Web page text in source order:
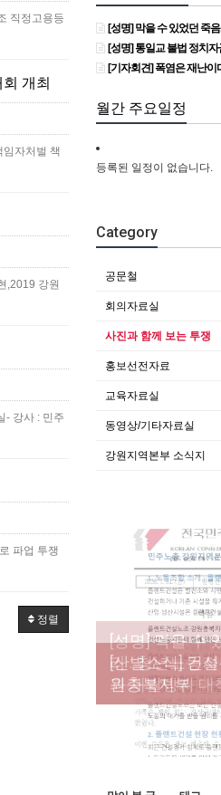
직정고용등
개최
자처벌 책
,2019 강원
- 강사 : 민주
파업 투쟁
정렬
[성명] 막을 수 있었던 죽음, HL만도가 책임
[성명] 통일교 불법 정치
[기자회견] 폭염은 재난이다! 폭염으로부
월간 주요일정
등록된 일정이 없습니다.
Category
공문철
회의자료실
사진과 함께 보는 투쟁
홍보선전자료
교육자료실
동영상/기타자료실
강원지역본부 소식지
[성명] 막을 수
라 : 청년노동
과 재발방지 대
[산별소식] 건
원충북지부
[강릉,속초,원
모
[조합원☆인터
규직노동조합
[본부소식] 강